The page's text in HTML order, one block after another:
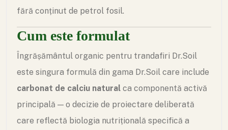
fără conținut de petrol fosil.
Cum este formulat
Îngrășământul organic pentru trandafiri Dr.Soil
este singura formulă din gama Dr.Soil care include
carbonat de calciu natural ca componentă activă
principală — o decizie de proiectare deliberată
care reflectă biologia nutrițională specifică a